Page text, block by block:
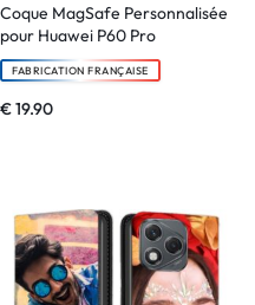
Coque MagSafe Personnalisée
pour Huawei P60 Pro
FABRICATION FRANÇAISE
€19.90